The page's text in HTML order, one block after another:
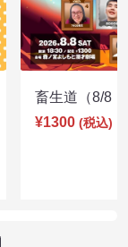
畜生道（8/8
¥1300 (税込)